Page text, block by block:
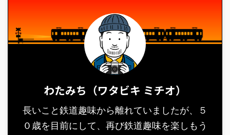
わたみち（ワタビキ ミチオ）
長いこと鉄道趣味から離れていましたが、５
０歳を目前にして、再び鉄道趣味を楽しもう